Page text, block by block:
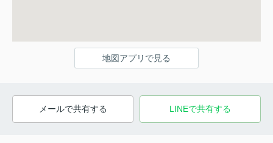
地図アプリで見る
メールで共有する LINEで共有する